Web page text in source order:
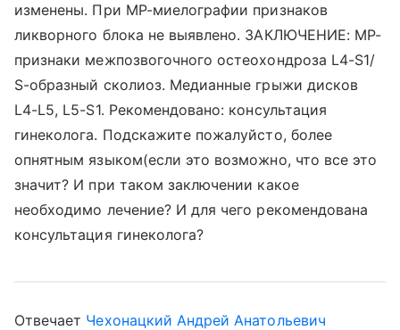
изменены. При MP-миелографии признаков
ликворного блока не выявлено. ЗАКЛЮЧЕНИЕ: MP-
признаки межпозвогочного остеохондроза L4-S1/
S-образный сколиоз. Медианные грыжи дисков
L4-L5, L5-S1. Рекомендовано: консультация
гинеколога. Подскажите пожалуйсто, более
опнятным языком(если это возможно, что все это
значит? И при таком заключении какое
необходимо лечение? И для чего рекомендована
консультация гинеколога?
Отвечает Чехонацкий Андрей Анатольевич